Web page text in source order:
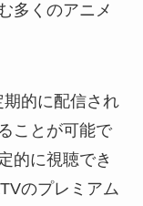
多くのアニメ
的に配信され
ことが可能で
的に視聴でき
のプレミアム